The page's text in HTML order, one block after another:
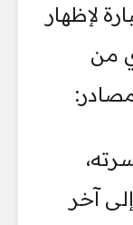
لإظهار
من
آخر